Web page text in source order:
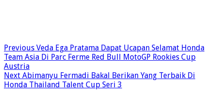
Previous Veda Ega Pratama Dapat Ucapan Selamat Honda
Team Asia Di Parc Ferme Red Bull MotoGP Rookies Cup
Austria
Next Abimanyu Fermadi Bakal Berikan Yang Terbaik Di
Honda Thailand Talent Cup Seri 3